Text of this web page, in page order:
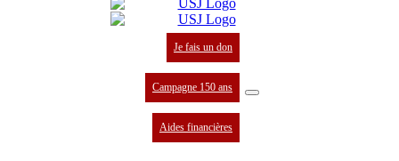
Je fais un don
Campagne 150 ans
Aides financières